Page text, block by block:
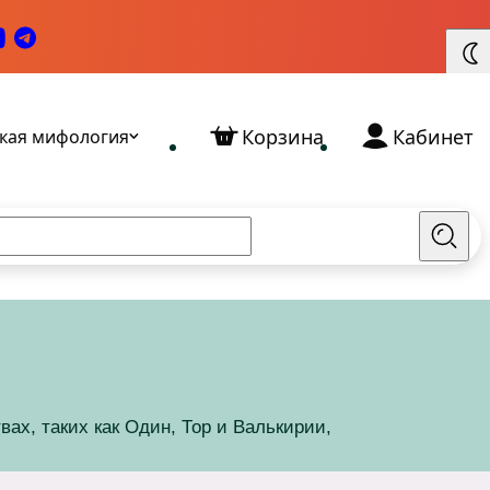
мифология Корзина Кабинет
таких как Один, Тор и Валькирии,